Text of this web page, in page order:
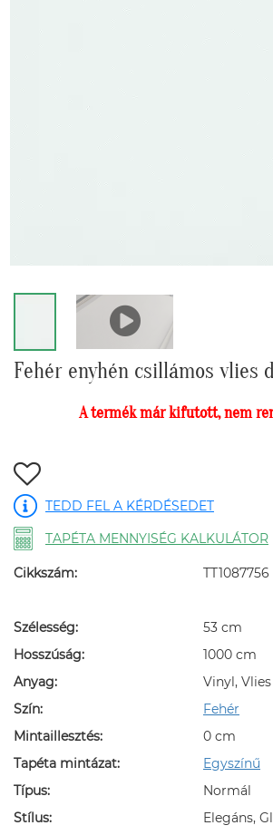
Fehér enyhén csillámos vlies
A termék már kifutott, nem
TEDD FEL A KÉRDÉSEDET
TAPÉTA MENNYISÉG KALKULÁTOR
Cikkszám: TT1087756
Szélesség:
53 cm
Hosszúság:
1000 cm
Anyag:
Vinyl, Vlies
Szín:
Fehér
Mintaillesztés:
0 cm
Tapéta mintázat:
Egyszínű
Típus:
Normál
Stílus:
Elegáns,